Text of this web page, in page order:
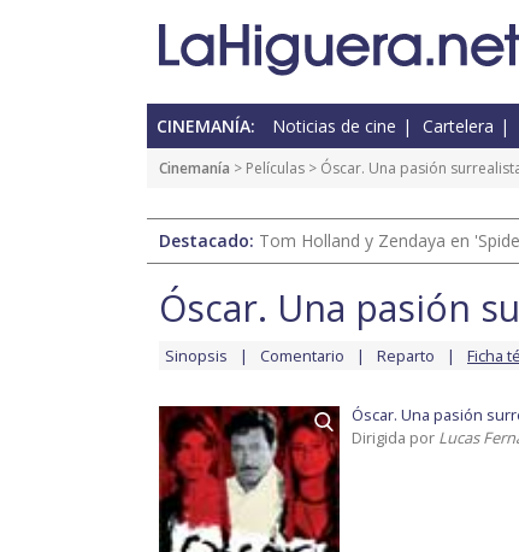
CINEMANÍA: Noticias de cine Cartelera
Cinemanía > Películas > Óscar. Una pasión
Destacado: Tom Holland y Zendaya en
Óscar. Una pasión
Sinopsis Comentario Reparto Ficha
Óscar. Una pasión
Dirigida por Lucas